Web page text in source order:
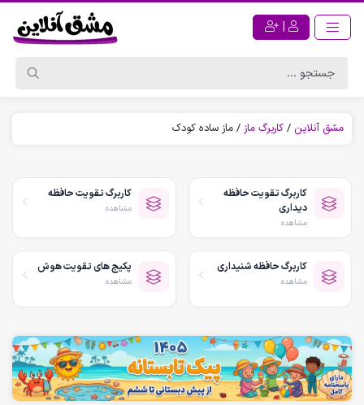
|
مشق آنلاین / کاربرگ ماز / ماز ساده کودک
کاربرگ تقویت حافظه
دیداری
مشاهده
کاربرگ تقویت حافظه
مشاهده
کاربرگ حافظه شنیداری
مشاهده
پکیج های تقویت هوش
مشاهده